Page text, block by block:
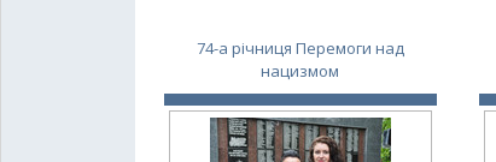
74-а річниця Перемоги над
нацизмом